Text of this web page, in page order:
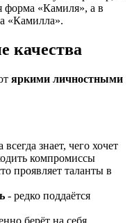
форма «Камиля», а в
«Камилла».
качества
яркими личностными
знает, чего хочет
компромиссы
проявляет таланты в
- редко поддаётся
берёт на себя